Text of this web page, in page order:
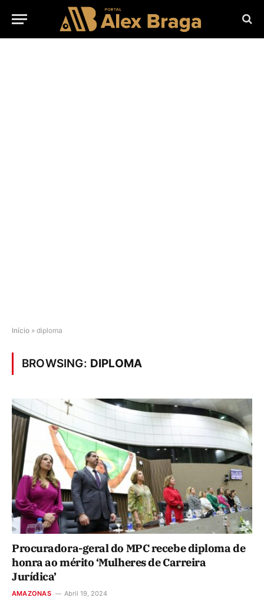
Início » diploma
BROWSING: DIPLOMA
Procuradora-geral do MPC recebe diploma de
honra ao mérito ‘Mulheres de Carreira
Jurídica’
AMAZONAS Abril 19, 2024